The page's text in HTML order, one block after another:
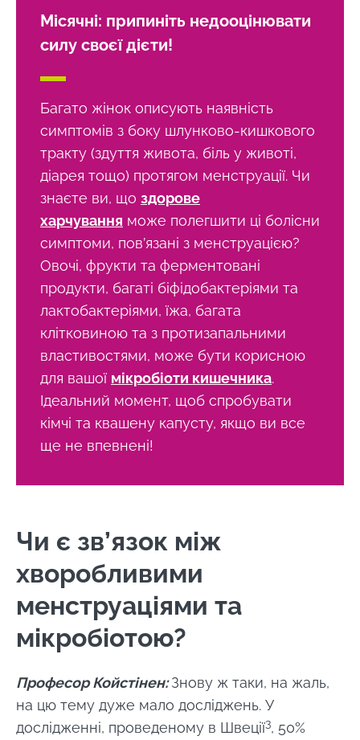
Місячні: припиніть недооцінювати
силу своєї дієти!
Багато жінок описують наявність
симптомів з боку шлунково-кишкового
тракту (здуття живота, біль у животі,
діарея тощо) протягом менструації. Чи
знаєте ви, що здорове
харчування може полегшити ці болісни
симптоми, пов’язані з менструацією?
Овочі, фрукти та ферментовані
продукти, багаті біфідобактеріями та
лактобактеріями, їжа, багата
клітковиною та з протизапальними
властивостями, може бути корисною
для вашої мікробіоти кишечника.
Ідеальний момент, щоб спробувати
кімчі та квашену капусту, якщо ви все
ще не впевнені!
Чи є зв’язок між
хворобливими
менструаціями та
мікробіотою?
Професор Койстінен:Знову ж таки, на жаль,
на цю тему дуже мало досліджень. У
дослідженні, проведеному в Швеції3, 50%